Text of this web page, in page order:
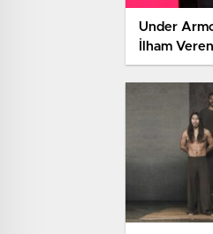
Under
İlham